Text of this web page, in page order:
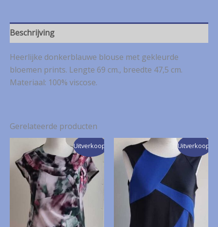
Beschrijving
Heerlijke donkerblauwe blouse met gekleurde
bloemen prints. Lengte 69 cm., breedte 47,5 cm.
Materiaal: 100% viscose.
Gerelateerde producten
Uitverkoop! Uitverkoop!